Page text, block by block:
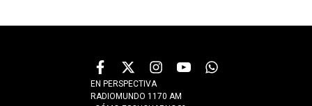
EN PERSPECTIVA
RADIOMUNDO 1170 AM